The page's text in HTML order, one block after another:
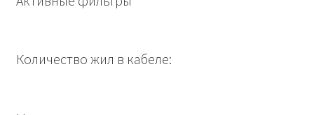
Количество жил в кабеле: